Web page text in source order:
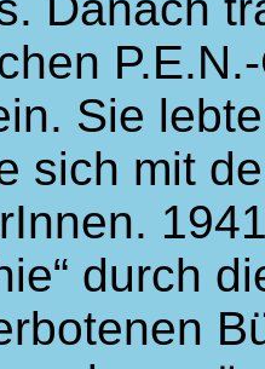
Sie
sich mit
durch